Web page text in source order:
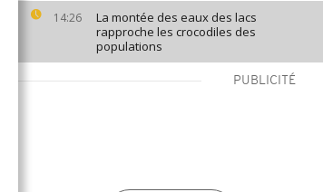
14:26
La montée des eaux des lacs
rapproche les crocodiles des
populations
PUBLICITÉ